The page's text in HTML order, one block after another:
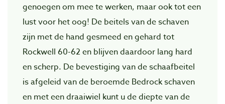
genoegen om mee te werken, maar ook tot een
lust voor het oog! De beitels van de schaven
zijn met de hand gesmeed en gehard tot
Rockwell 60-62 en blijven daardoor lang hard
en scherp. De bevestiging van de schaafbeitel
is afgeleid van de beroemde Bedrock schaven
en met een draaiwiel kunt u de diepte van de